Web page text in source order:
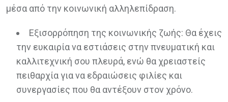
μέσα από την κοινωνική αλληλεπίδραση.
Εξισορρόπηση της κοινωνικής ζωής: Θα έχεις
την ευκαιρία να εστιάσεις στην πνευματική και
καλλιτεχνική σου πλευρά, ενώ θα χρειαστείς
πειθαρχία για να εδραιώσεις φιλίες και
συνεργασίες που θα αντέξουν στον χρόνο.